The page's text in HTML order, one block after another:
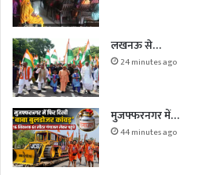
लखनऊ से…
24 minutes ago
मुजफ्फरनगर में…
44 minutes ago